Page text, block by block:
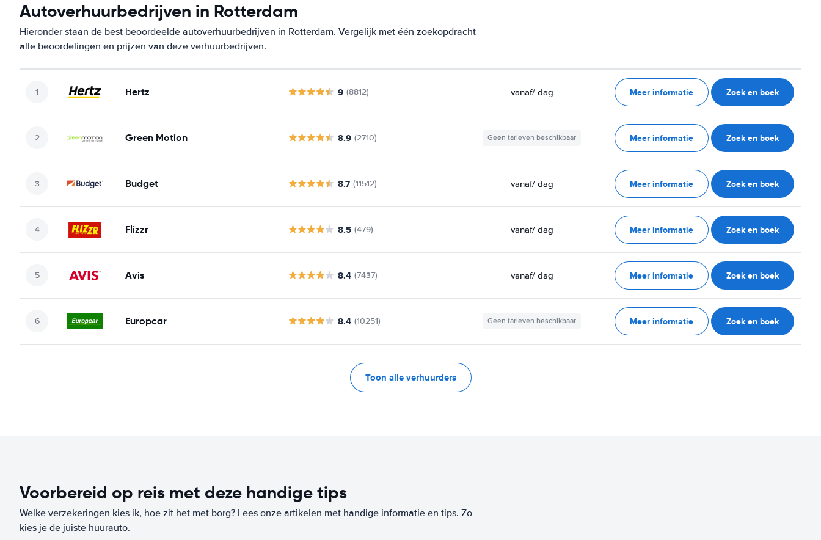
Autoverhuurbedrijven in Rotterdam
Hieronder staan de best beoordeelde autoverhuurbedrijven in Rotterdam. Vergelijk met één zoekopdracht
alle beoordelingen en prijzen van deze verhuurbedrijven.
Hertz 9 (8812) vanaf/ dag Meer informatie Zoek en boek
Green Motion 8.9 (2710) Geen tarieven beschikbaar Meer informatie Zoek en boek
Budget 8.7 (11512) vanaf/ dag Meer informatie Zoek en boek
Flizzr 8.5 (479) vanaf/ dag Meer informatie Zoek en boek
Avis 8.4 (7437) vanaf/ dag Meer informatie Zoek en boek
Europcar 8.4 (10251) Geen tarieven beschikbaar Meer informatie Zoek en boek
Toon alle verhuurders
Voorbereid op reis met deze handige tips
Welke verzekeringen kies ik, hoe zit het met borg? Lees onze artikelen met handige informatie en tips. Zo
kies je de juiste huurauto.